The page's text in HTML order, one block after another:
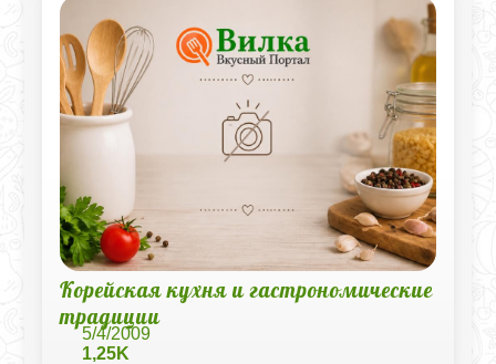
Корейская кухня и гастрономические
традиции
5/4/2009
1,25K